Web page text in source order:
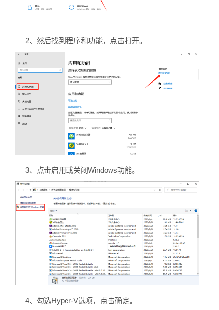
2、然后找到程序和功能，点击打开。
3、点击启用或关闭Windows功能。
4、勾选Hyper-V选项，点击确定。